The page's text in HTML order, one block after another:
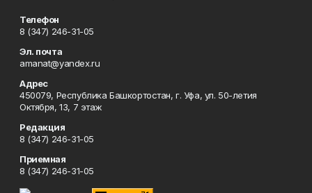
Телефон
8 (347) 246-31-05
Эл. почта
amanat@yandex.ru
Адрес
450079, Республика Башкортостан, г. Уфа, ул. 50-летия
Октября, 13, 7 этаж
Редакция
8 (347) 246-31-05
Приемная
8 (347) 246-31-05